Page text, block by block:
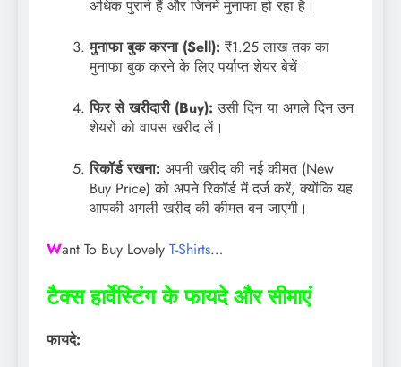
अधिक पुराने हैं और जिनमें मुनाफा हो रहा है।
मुनाफा बुक करना (Sell): ₹1.25 लाख तक का
मुनाफा बुक करने के लिए पर्याप्त शेयर बेचें।
फिर से खरीदारी (Buy): उसी दिन या अगले दिन उन
शेयरों को वापस खरीद लें।
रिकॉर्ड रखना: अपनी खरीद की नई कीमत (New
Buy Price) को अपने रिकॉर्ड में दर्ज करें, क्योंकि यह
आपकी अगली खरीद की कीमत बन जाएगी।
Want To Buy Lovely T-Shirts…
टैक्स हार्वेस्टिंग के फायदे और सीमाएं
फायदे: